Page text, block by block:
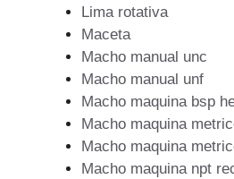
Lima rotativa
Maceta
Macho manual unc
Macho manual unf
Macho maquina bsp
Macho maquina
Macho maquina
Macho maquina npt